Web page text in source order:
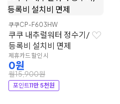
쿠쿠CP-F603HW
쿠쿠 내추럴워터 정수기/
등록비 설치비 면제
제휴카드 할인 시
0원
월15,900원
포인트11만 5천원